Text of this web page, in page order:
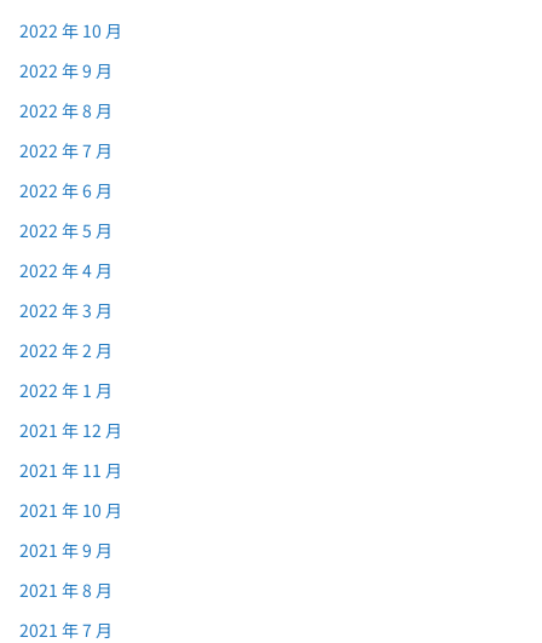
2022 年 10 月
2022 年 9 月
2022 年 8 月
2022 年 7 月
2022 年 6 月
2022 年 5 月
2022 年 4 月
2022 年 3 月
2022 年 2 月
2022 年 1 月
2021 年 12 月
2021 年 11 月
2021 年 10 月
2021 年 9 月
2021 年 8 月
2021 年 7 月